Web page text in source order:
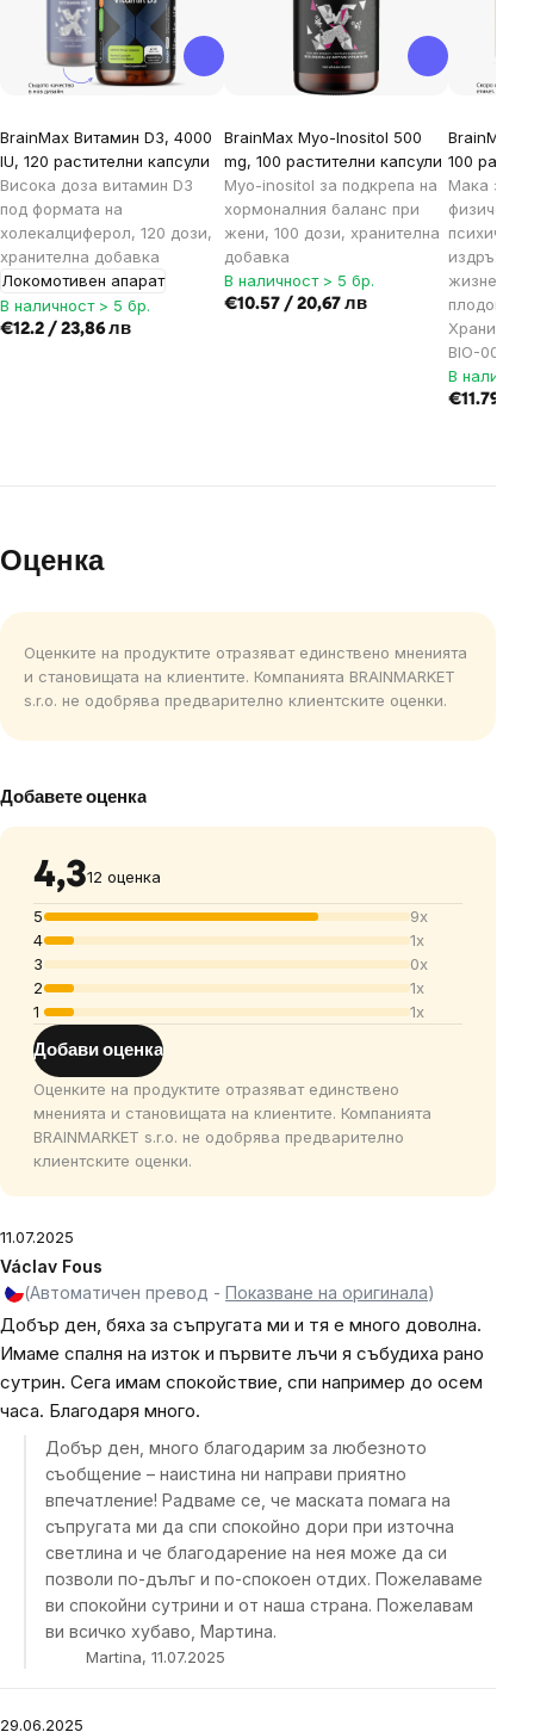
BrainMax Витамин D3, 4000
IU, 120 растителни капсули
Висока доза витамин D3
под формата на
холекалциферол, 120 дози,
хранителна добавка
Локомотивен апарат
В наличност > 5 бр.
€12.2 / 23,86 лв
BrainMax Myo-Inositol 500
mg, 100 растителни капсули
Myo-inositol за подкрепа на
хормоналния баланс при
жени, 100 дози, хранителна
добавка
В наличност > 5 бр.
€10.57 / 20,67 лв
BrainMax
100
Мака за
BIO-001
В
€11.79 /
Оценка
Оценките на продуктите отразяват единствено мненията
и становищата на клиентите. Компанията BRAINMARKET
s.r.o. не одобрява предварително клиентските оценки.
Добавете оценка
4,312 оценка
5
9x
4
1x
3
0x
2
1x
1
1x
Добави оценка
Оценките на продуктите отразяват единствено
мненията и становищата на клиентите. Компанията
BRAINMARKET s.r.o. не одобрява предварително
клиентските оценки.
11.07.2025
Václav Fous
(Автоматичен превод - Показване на оригинала)
Добър ден, бяха за съпругата ми и тя е много доволна.
Имаме спалня на изток и първите лъчи я събудиха рано
сутрин. Сега имам спокойствие, спи например до осем
часа. Благодаря много.
Добър ден, много благодарим за любезното
съобщение – наистина ни направи приятно
впечатление! Радваме се, че маската помага на
съпругата ми да спи спокойно дори при източна
светлина и че благодарение на нея може да си
позволи по-дълъг и по-спокоен отдих. Пожелаваме
ви спокойни сутрини и от наша страна. Пожелавам
ви всичко хубаво, Мартина.
Martina, 11.07.2025
29.06.2025